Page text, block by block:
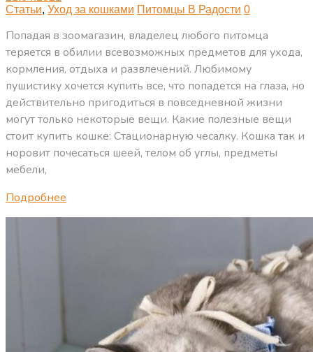
Статьи, Уход за кошками Питомцы В Радости 0
Попадая в зоомагазин, владелец любого питомца
теряется в обилии всевозможных предметов для ухода,
кормления, отдыха и развлечений. Любимому
пушистику хочется купить все, что попадется на глаза, но
действительно пригодиться в повседневной жизни
могут только некоторые вещи. Какие полезные вещи
стоит купить кошке: Стационарную чесалку. Кошка так и
норовит почесаться шеей, телом об углы, предметы
мебели,
Подробнее